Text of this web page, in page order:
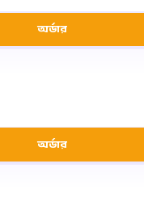
অর্ডার
অর্ডার